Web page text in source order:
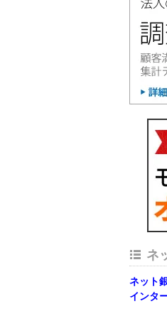
ネ
ネット
インタ